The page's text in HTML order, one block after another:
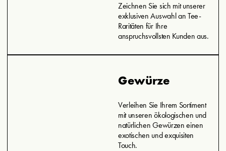
Zeichnen Sie sich mit unserer
exklusiven Auswahl an Tee-
Raritäten für Ihre
anspruchsvollsten Kunden aus.
Gewürze
Verleihen Sie Ihrem Sortiment
mit unseren ökologischen und
natürlichen Gewürzen einen
exotischen und exquisiten
Touch.